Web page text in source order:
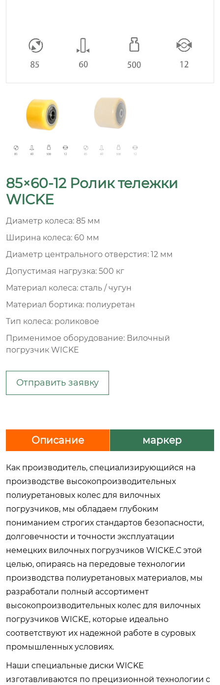
85×60-12 Ролик тележки
WICKE
Диаметр колеса: 85 мм
Ширина колеса: 60 мм
Диаметр центрального отверстия: 12 мм
Допустимая нагрузка: 500 кг
Материал колеса: сталь / чугун
Материал бортика: полиуретан
Тип колеса: роликовое
Применимое оборудование: Вилочный
погрузчик WICKE
Отправить заявку
Описание маркер
Как производитель, специализирующийся на
производстве высокопроизводительных
полиуретановых колес для вилочных
погрузчиков, мы обладаем глубоким
пониманием строгих стандартов безопасности,
долговечности и точности эксплуатации
немецких вилочных погрузчиков WICKE.С этой
целью, опираясь на передовые технологии
производства полиуретановых материалов, мы
разработали полный ассортимент
высокопроизводительных колес для вилочных
погрузчиков WICKE, которые идеально
соответствуют их надежной работе в суровых
промышленных условиях.
Наши специальные диски WICKE
изготавливаются по прецизионной технологии с